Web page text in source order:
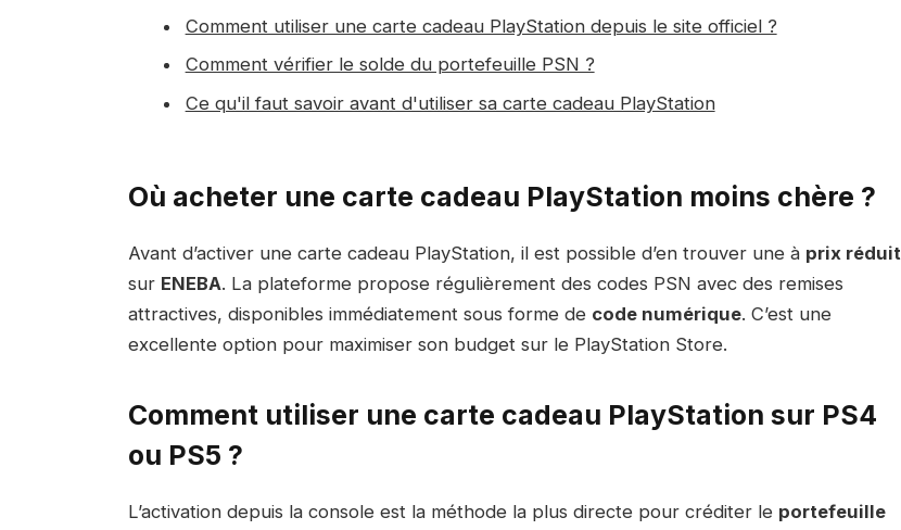
Comment utiliser une carte cadeau PlayStation depuis le site officiel ?
Comment vérifier le solde du portefeuille PSN ?
Ce qu'il faut savoir avant d'utiliser sa carte cadeau PlayStation
Où acheter une carte cadeau PlayStation moins chère ?
Avant d’activer une carte cadeau PlayStation, il est possible d’en trouver une à prix réduit
sur ENEBA. La plateforme propose régulièrement des codes PSN avec des remises
attractives, disponibles immédiatement sous forme de code numérique. C’est une
excellente option pour maximiser son budget sur le PlayStation Store.
Comment utiliser une carte cadeau PlayStation sur PS4
ou PS5 ?
L’activation depuis la console est la méthode la plus directe pour créditer le portefeuille